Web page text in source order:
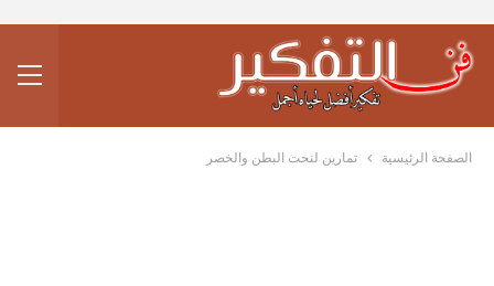
الصفحة الرئيسية تمارين لنحت البطن والخصر